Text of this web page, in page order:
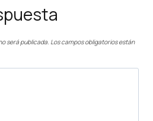
será publicada. Los campos obligatorios están